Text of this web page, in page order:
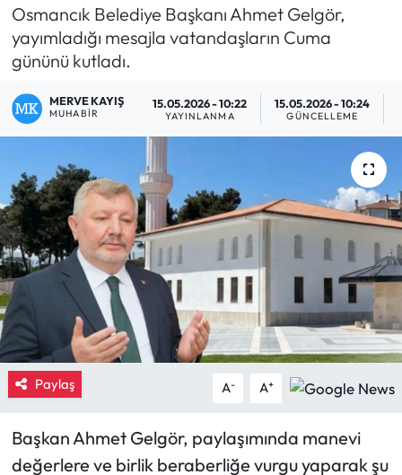
Osmancık Belediye Başkanı Ahmet Gelgör,
yayımladığı mesajla vatandaşların Cuma
gününü kutladı.
MERVE KAYIŞ
MUHABIR
15.05.2026 - 10:22
YAYINLANMA
15.05.2026 - 10:24
GÜNCELLEME
Paylaş A- A+
Başkan Ahmet Gelgör, paylaşımında manevi
değerlere ve birlik beraberliğe vurgu yaparak şu
Boğazkale Haberleri
Çorum Haberleri
Çorum Son Dakika Haberleri
Dodurga Haberleri
Eğitim
Ekonomi
Güncel
İskilip Haberleri
Kargı Haberleri
Kültür Sanat
TFF 1.Lig Puan Durumu ve Fikstür
Tüm Manşetler
Son Dakika Haberleri